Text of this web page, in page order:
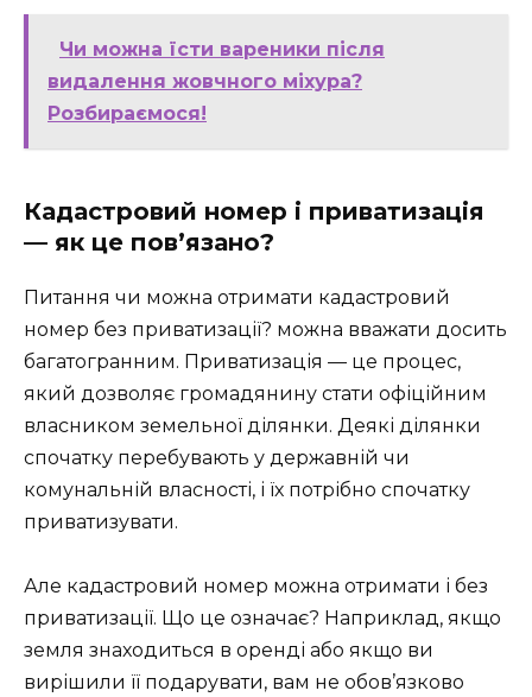
Чи можна їсти вареники після
видалення жовчного міхура?
Розбираємося!
Кадастровий номер і приватизація
— як це пов’язано?
Питання чи можна отримати кадастровий
номер без приватизації? можна вважати досить
багатогранним. Приватизація — це процес,
який дозволяє громадянину стати офіційним
власником земельної ділянки. Деякі ділянки
спочатку перебувають у державній чи
комунальній власності, і їх потрібно спочатку
приватизувати.
Але кадастровий номер можна отримати і без
приватизації. Що це означає? Наприклад, якщо
земля знаходиться в оренді або якщо ви
вирішили її подарувати, вам не обов’язково